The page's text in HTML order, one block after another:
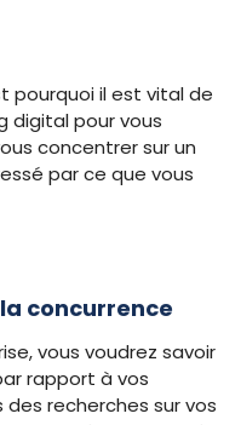
pourquoi il est vital de
digital pour vous
concentrer sur un
par ce que vous
concurrence
vous voudrez savoir
rapport à vos
recherches sur vos